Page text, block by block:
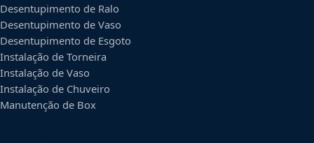
Desentupimento de Ralo
Desentupimento de Vaso
Desentupimento de Esgoto
Instalação de Torneira
Instalação de Vaso
Instalação de Chuveiro
Manutenção de Box